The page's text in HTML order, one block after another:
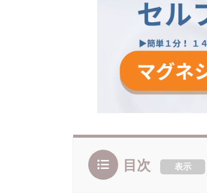
目次 表示